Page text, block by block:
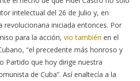
intelectual del 26 de Julio y, en
revolucionaria iniciada entonces. Por
para la acción, vio también en el
“el precedente más honroso y
Partido que hoy dirige nuestra
de Cuba”. Así enaltecía a la